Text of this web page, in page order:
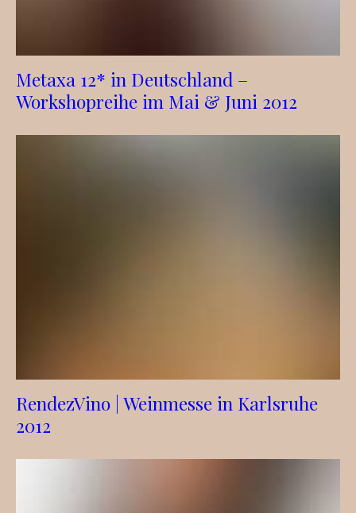
Metaxa 12* in Deutschland –
Workshopreihe im Mai & Juni 2012
RendezVino | Weinmesse in Karlsruhe
2012